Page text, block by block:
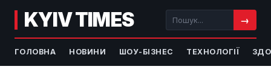
KYIV TIMES →
ГОЛОВНА НОВИНИ ШОУ-БІЗНЕС ТЕХНОЛОГІЇ